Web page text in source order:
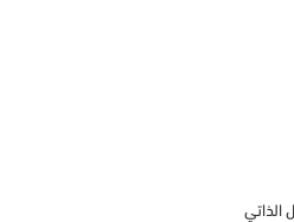
الذاتي